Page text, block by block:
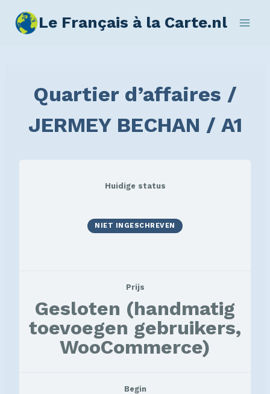
Le Français à la Carte.nl
Quartier d’affaires /
JERMEY BECHAN / A1
Huidige status
NIET INGESCHREVEN
Prijs
Gesloten (handmatig
toevoegen gebruikers,
WooCommerce)
Begin